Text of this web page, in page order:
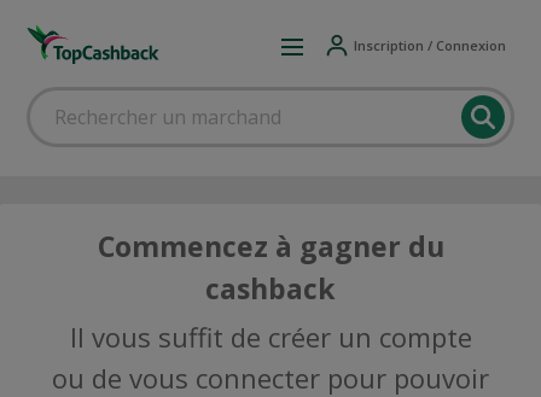
Inscription / Connexion
Commencez à gagner du
cashback
Il vous suffit de créer un compte
ou de vous connecter pour pouvoir